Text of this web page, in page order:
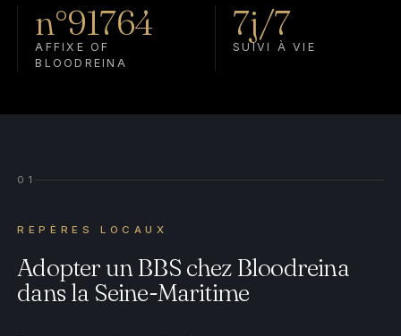
n°91764
AFFIXE OF
BLOODREINA
7j/7
SUIVI À VIE
01
REPÈRES LOCAUX
Adopter un BBS chez Bloodreina
dans la Seine-Maritime